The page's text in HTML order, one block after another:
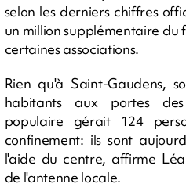
selon les derniers chiffres
un million supplémentaire du
certaines associations.
Rien qu'à Saint-Gaudens,
habitants aux portes
populaire gérait 124
confinement: ils sont
l'aide du centre, affirme
de l'antenne locale.